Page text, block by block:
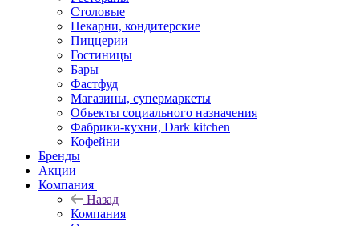
Столовые
Пекарни, кондитерские
Пиццерии
Гостиницы
Бары
Фастфуд
Магазины, супермаркеты
Объекты социального назначения
Фабрики-кухни, Dark kitchen
Кофейни
Бренды
Акции
Компания
Назад
Компания